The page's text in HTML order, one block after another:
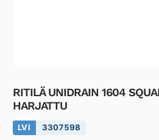
RITILÄ UNIDRAIN 1604
HARJATTU
LVI 3307598